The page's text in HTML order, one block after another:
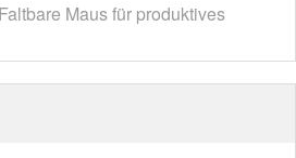
Maus für produktives